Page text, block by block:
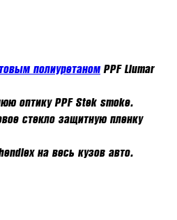
полиуретаномPPF Llumar
оптику PPF Stek smoke.
стекло защитную пленку
на весь кузов авто.